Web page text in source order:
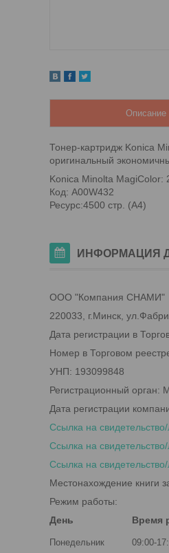
Описание
Тонер-картридж Konica
оригинальный
Konica Minolta MagiColor:
Код: A00W432
Ресурс:4500 стр. (А4)
ИНФОРМАЦИЯ
ООО "Компания СНАМИ"
220033, г.Минск,
Дата регистрации в
Номер в Торговом
УНП: 193099848
Регистрационный орган:
Дата регистрации
Ссылка на
Ссылка на
Ссылка на
Местонахождение книги
Режим работы:
День
Время
Понедельник
09:00-